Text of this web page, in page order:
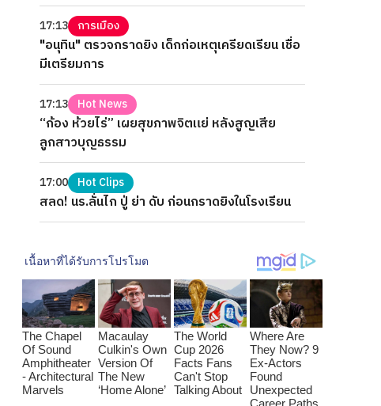
17:13 การเมือง
"อนุทิน" ตรวจกราดยิง เด็กก่อเหตุเครียดเรียน เชื่อ
มีเตรียมการ
17:13 Hot News
“ก้อง ห้วยไร่” เผยสุขภาพจิตแย่ หลังสูญเสีย
ลูกสาวบุญธรรม
17:00 Hot Clips
สลด! นร.ลั่นไก ปู่ ย่า ดับ ก่อนกราดยิงในโรงเรียน